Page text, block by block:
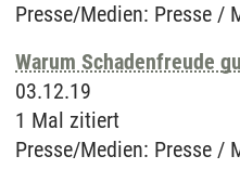
Presse/Medien: Presse /
Warum Schadenfreude
03.12.19
1 Mal zitiert
Presse/Medien: Presse /